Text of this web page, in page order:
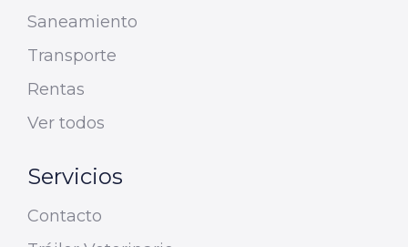
Saneamiento
Transporte
Rentas
Ver todos
Servicios
Contacto